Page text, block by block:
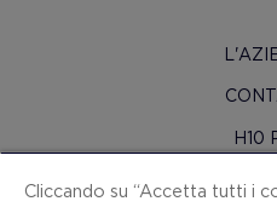
H10
SALA
Cliccando su “Accetta tutti i